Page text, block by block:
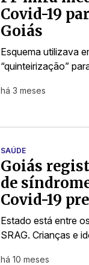
Covid-19
Goiás
Esquema utilizava
“quinteirização”
há 3 meses
SAÚDE
Goiás
de
Covid-19
Estado está entre
SRAG. Crianças e
há 10 meses